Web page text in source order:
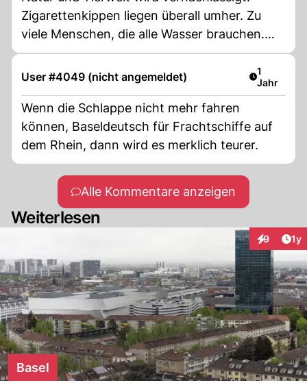
Zigarettenkippen liegen überall umher. Zu
viele Menschen, die alle Wasser brauchen.
Klimawandel.
User #4049 (nicht angemeldet) Artikel
1
Jahr
Wenn die Schlappe nicht mehr fahren
können, Baseldeutsch für Frachtschiffe auf
dem Rhein, dann wird es merklich teurer.
Alle Kommentare anzeigen
Weiterlesen
9 1y
Basel